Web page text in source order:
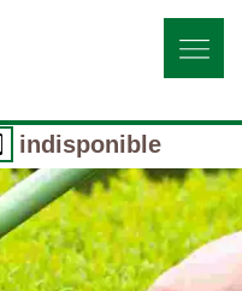
indisponible